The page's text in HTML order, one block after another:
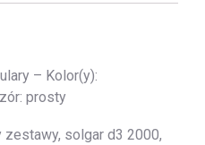
– Kolor(y):
prosty
solgar d3 2000,